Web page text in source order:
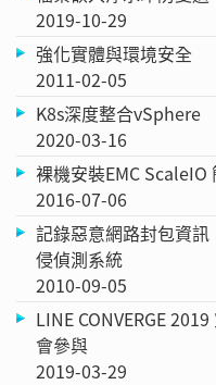
2019-10-29
強化實體與環境安全
2011-02-05
K8s深度整合vSphere
2020-03-16
裸機安裝EMC
2016-07-06
記錄惡意網路封包資
侵偵測系統
2010-09-05
LINE CONVERGE
會參與
2019-03-29